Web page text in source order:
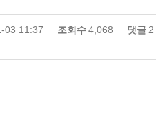
03 11:37 조회수4,068 댓글 2